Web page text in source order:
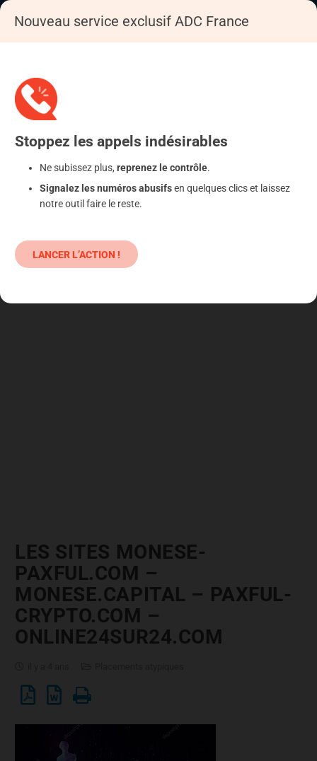
LES SITES MONESE-
PAXFUL.COM –
MONESE.CAPITAL – PAXFUL-
CRYPTO.COM –
ONLINE24SUR24.COM
Nouveau service exclusif ADC France
Stoppez les appels indésirables
Ne subissez plus, reprenez le contrôle.
Signalez les numéros abusifsen quelques clics et laissez
notre outil faire le reste.
LANCER L’ACTION !